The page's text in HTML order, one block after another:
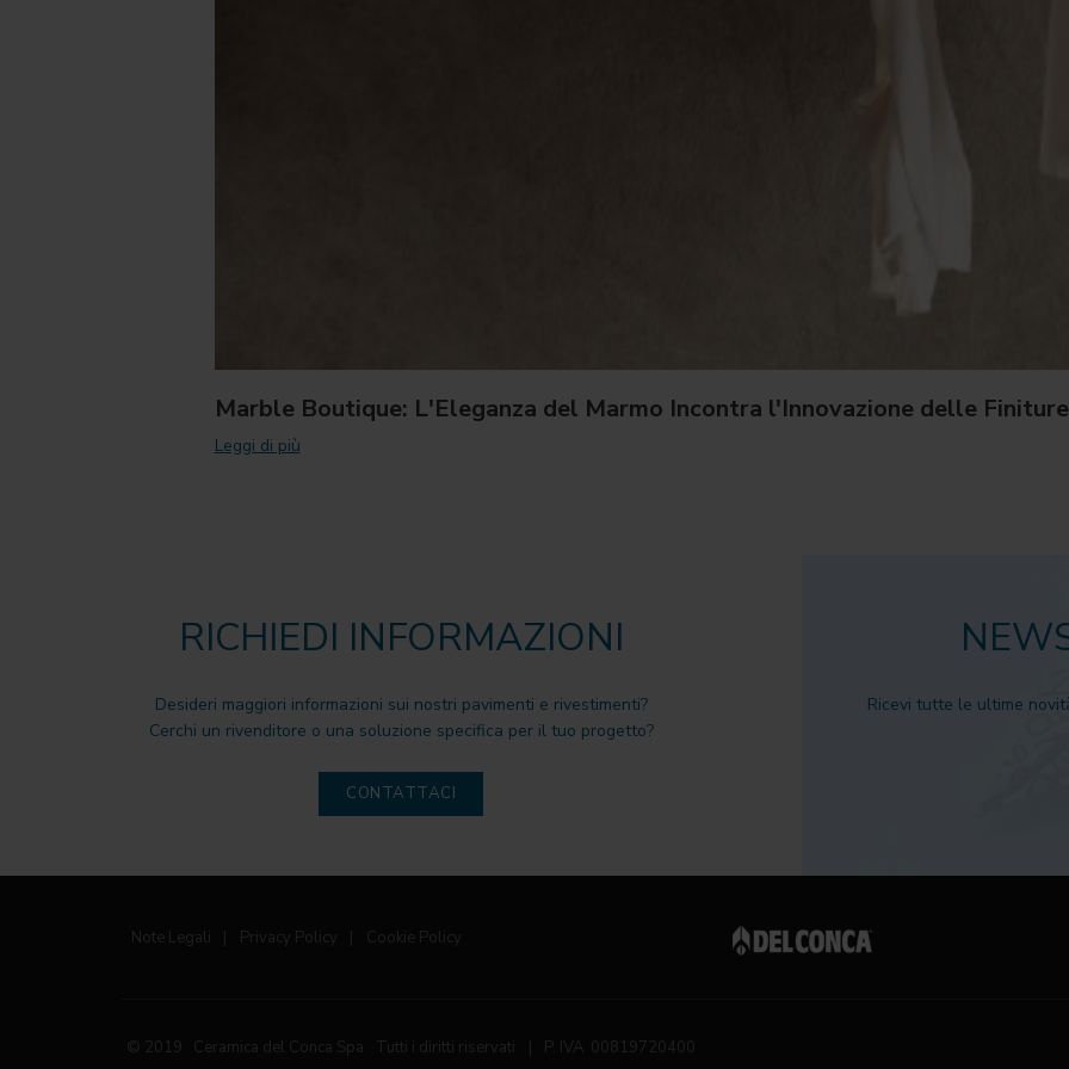
Marble Boutique: L'Eleganza del Marmo Incontra l'Innovazione delle Finiture
Leggi di più
RICHIEDI INFORMAZIONI
Desideri maggiori informazioni sui nostri pavimenti e rivestimenti?
Cerchi un rivenditore o una soluzione specifica per il tuo progetto?
CONTATTACI
Ricevi tutte le ultime
Note Legali Privacy Policy Cookie Policy
© 2019 Ceramica del Conca Spa Tutti i diritti riservati P. IVA 00819720400